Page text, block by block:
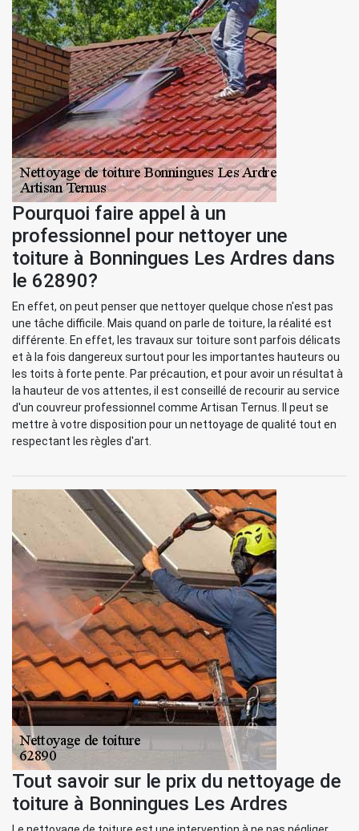
Pourquoi faire appel à un
professionnel pour nettoyer une
toiture à Bonningues Les Ardres dans
le 62890?
En effet, on peut penser que nettoyer quelque chose n'est pas
une tâche difficile. Mais quand on parle de toiture, la réalité est
différente. En effet, les travaux sur toiture sont parfois délicats
et à la fois dangereux surtout pour les importantes hauteurs ou
les toits à forte pente. Par précaution, et pour avoir un résultat à
la hauteur de vos attentes, il est conseillé de recourir au service
d'un couvreur professionnel comme Artisan Ternus. Il peut se
mettre à votre disposition pour un nettoyage de qualité tout en
respectant les règles d'art.
Tout savoir sur le prix du nettoyage de
toiture à Bonningues Les Ardres